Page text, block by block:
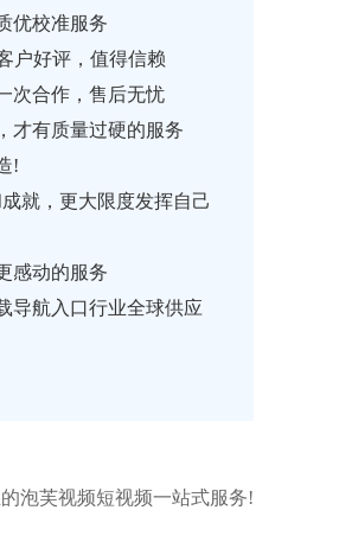
质优校准服务
户好评，值得信赖
次合作，售后无忧
，才有质量过硬的服务
!
，更大限度发挥自己
感动的服务
导航入口行业全球供应
泡芙视频短视频一站式服务!